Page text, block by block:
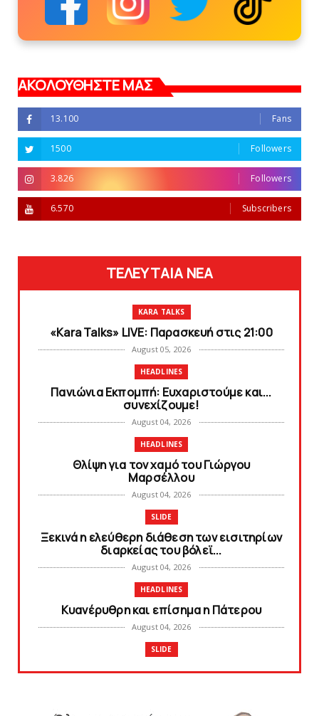
ΑΚΟΛΟΥΘΗΣΤΕ ΜΑΣ
13.100 Fans
1500 Followers
3.826 Followers
6.570 Subscribers
ΤΕΛΕΥΤΑΙΑ ΝΕΑ
KARA TALKS
«Kara Talks» LIVE: Παρασκευή στις 21:00
August 05, 2026
HEADLINES
Πανιώνια Εκπομπή: Eυχαριστούμε και...
συνεχίζουμε!
August 04, 2026
HEADLINES
Θλίψη για τον χαμό του Γιώργου
Mαρσέλλου
August 04, 2026
SLIDE
Ξεκινά η ελεύθερη διάθεση των εισιτηρίων
διαρκείας του βόλεϊ...
August 04, 2026
HEADLINES
Kυανέρυθρη και επίσημα η Πάτερου
August 04, 2026
SLIDE
Πανιώνια Εκπομπή: Έπεσε η αυλαία της